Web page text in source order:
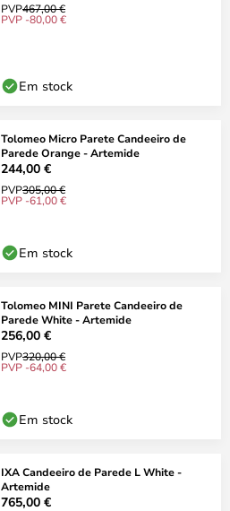
PVP467,00 €
PVP -80,00 €
Em stock
Tolomeo Micro Parete Candeeiro de
Parede Orange - Artemide
244,00 €
PVP305,00 €
PVP -61,00 €
Em stock
Tolomeo MINI Parete Candeeiro de
Parede White - Artemide
256,00 €
PVP320,00 €
PVP -64,00 €
Em stock
IXA Candeeiro de Parede L White -
Artemide
765,00 €